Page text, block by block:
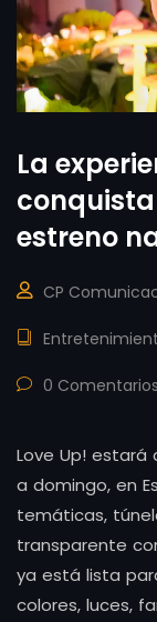
La
estreno
CP
0 Comentarios
Love Up! estará
a domingo, en
temáticas,
transparente
ya está lista
colores, luces,